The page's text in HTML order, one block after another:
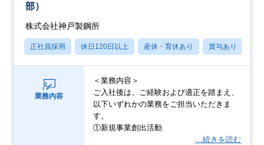
部）
株式会社神戸製鋼所
正社員採用 休日120日以上 産休・育休あり 賞与あり
業務内容
＜業務内容＞
ご入社後は、ご経験および適正を踏まえ、
以下いずれかの業務をご担当いただきま
す。
①新規事業創出活動
…続きを読む